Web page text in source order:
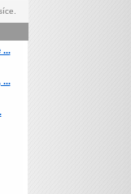
...
...